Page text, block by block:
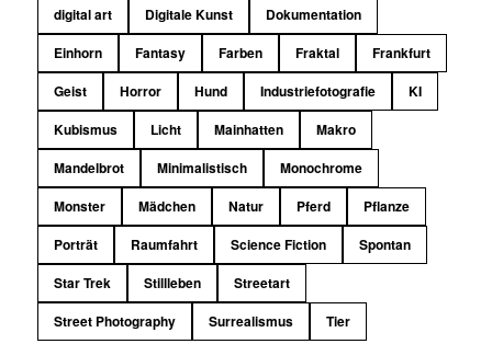
digital art
Digitale Kunst
Dokumentation
Einhorn
Fantasy Farben Fraktal
Frankfurt
Geist
Horror Hund Industriefotografie
KI
Kubismus
Licht Mainhatten
Makro
Mandelbrot
Minimalistisch
Monochrome
Monster
Mädchen Natur Pferd
Pflanze
Porträt
Raumfahrt Science Fiction
Spontan
Star Trek
Stillleben
Streetart
Street Photography
Surrealismus Tier